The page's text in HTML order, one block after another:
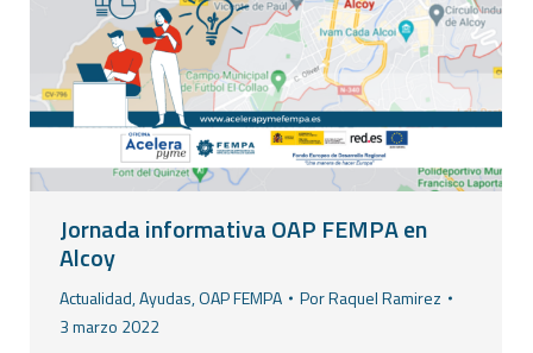
Jornada informativa OAP FEMPA en
Alcoy
Actualidad,Ayudas,OAP FEMPA PorRaquel Ramirez
3 marzo 2022